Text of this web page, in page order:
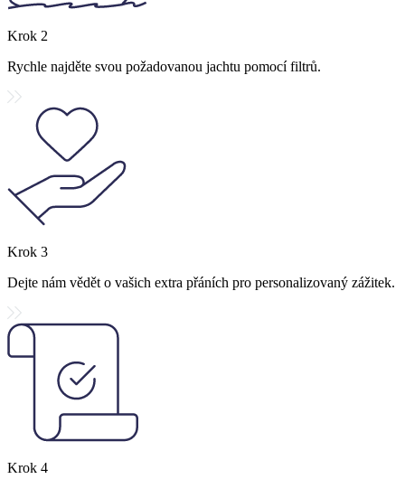
Krok 2
Rychle najděte svou požadovanou jachtu pomocí filtrů.
Krok 3
Dejte nám vědět o vašich extra přáních pro personalizovaný zážitek.
Krok 4